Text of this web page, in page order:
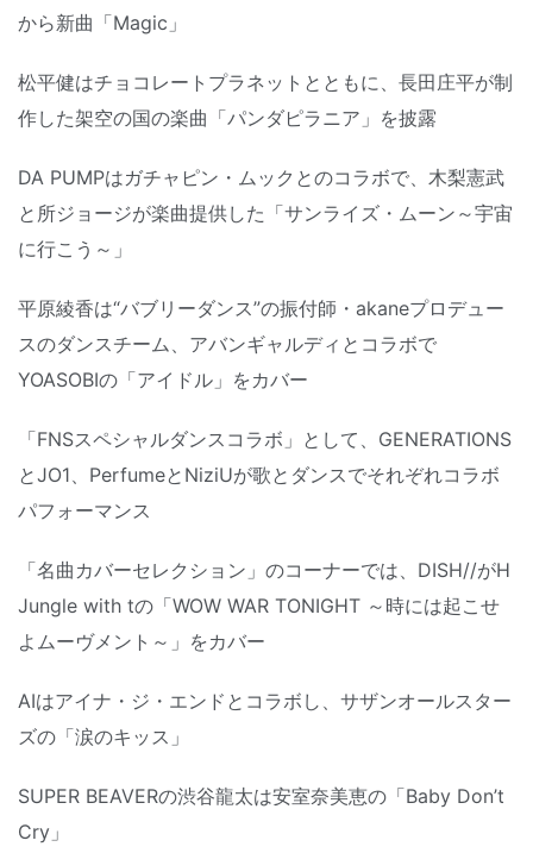
から新曲「Magic」
松平健はチョコレートプラネットとともに、長田庄平が制
作した架空の国の楽曲「パンダピラニア」を披露
DA PUMPはガチャピン・ムックとのコラボで、木梨憲武
と所ジョージが楽曲提供した「サンライズ・ムーン～宇宙
に行こう～」
平原綾香は“バブリーダンス”の振付師・akaneプロデュー
スのダンスチーム、アバンギャルディとコラボで
YOASOBIの「アイドル」をカバー
「FNSスペシャルダンスコラボ」として、GENERATIONS
とJO1、PerfumeとNiziUが歌とダンスでそれぞれコラボ
パフォーマンス
「名曲カバーセレクション」のコーナーでは、DISH//がH
Jungle with tの「WOW WAR TONIGHT ～時には起こせ
よムーヴメント～」をカバー
AIはアイナ・ジ・エンドとコラボし、サザンオールスター
ズの「涙のキッス」
SUPER BEAVERの渋谷龍太は安室奈美恵の「Baby Don’t
Cry」